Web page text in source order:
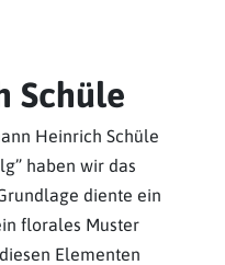
Schüle
Heinrich Schüle
haben wir das
diente ein
florales Muster
Elementen